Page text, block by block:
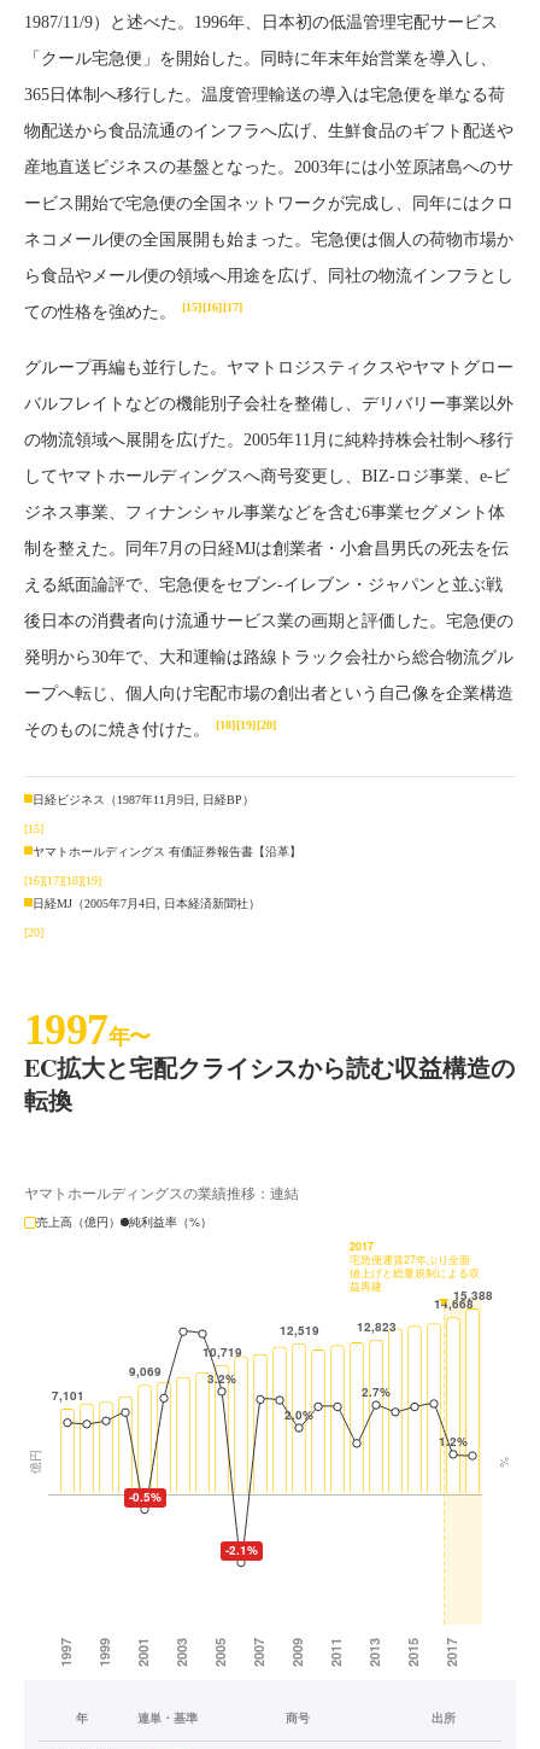
1987/11/9）と述べた。1996年、日本初の低温管理宅配サービス
「クール宅急便」を開始した。同時に年末年始営業を導入し、
365日体制へ移行した。温度管理輸送の導入は宅急便を単なる荷
物配送から食品流通のインフラへ広げ、生鮮食品のギフト配送や
産地直送ビジネスの基盤となった。2003年には小笠原諸島へのサ
ービス開始で宅急便の全国ネットワークが完成し、同年にはクロ
ネコメール便の全国展開も始まった。宅急便は個人の荷物市場か
ら食品やメール便の領域へ用途を広げ、同社の物流インフラとし
ての性格を強めた。
[15][16][17]
グループ再編も並行した。ヤマトロジスティクスやヤマトグロー
バルフレイトなどの機能別子会社を整備し、デリバリー事業以外
の物流領域へ展開を広げた。2005年11月に純粋持株会社制へ移行
してヤマトホールディングスへ商号変更し、BIZ-ロジ事業、e-ビ
ジネス事業、フィナンシャル事業などを含む6事業セグメント体
制を整えた。同年7月の日経MJは創業者・小倉昌男氏の死去を伝
える紙面論評で、宅急便をセブン-イレブン・ジャパンと並ぶ戦
後日本の消費者向け流通サービス業の画期と評価した。宅急便の
発明から30年で、大和運輸は路線トラック会社から総合物流グル
ープへ転じ、個人向け宅配市場の創出者という自己像を企業構造
そのものに焼き付けた。
[18][19][20]
日経ビジネス（1987年11月9日, 日経BP）
[15]
ヤマトホールディングス 有価証券報告書【沿革】
[16][17][18][19]
日経MJ（2005年7月4日, 日本経済新聞社）
[20]
1997年〜
EC拡大と宅配クライシスから読む収益構造の
転換
ヤマトホールディングスの業績推移：連結
売上高（億円）
純利益率（%）
年 連単・基準 商号 出所